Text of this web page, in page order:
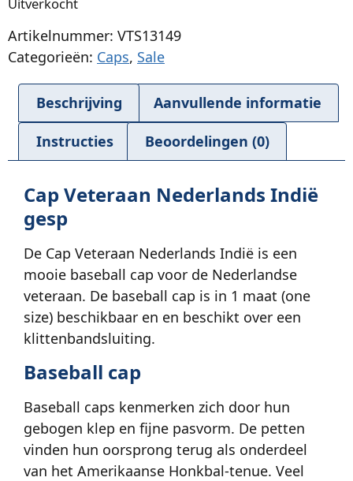
Artikelnummer: VTS13149
Categorieën: Caps, Sale
Beschrijving Aanvullende informatie
Instructies Beoordelingen (0)
Cap Veteraan Nederlands Indië
gesp
De Cap Veteraan Nederlands Indië is een
mooie baseball cap voor de Nederlandse
veteraan. De baseball cap is in 1 maat (one
size) beschikbaar en en beschikt over een
klittenbandsluiting.
Baseball cap
Baseball caps kenmerken zich door hun
gebogen klep en fijne pasvorm. De petten
vinden hun oorsprong terug als onderdeel
van het Amerikaanse Honkbal-tenue. Veel